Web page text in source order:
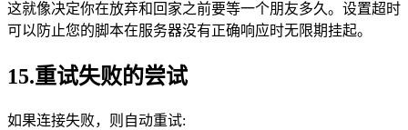
这就像决定你在放弃和回家之前要等一个朋友多久。设置超时
可以防止您的脚本在服务器没有正确响应时无限期挂起。
15.重试失败的尝试
如果连接失败，则自动重试: